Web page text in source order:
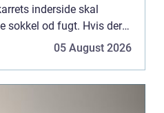
inderside skal
sokkel od fugt. Hvis der
eller beton kan der
05 August 2026